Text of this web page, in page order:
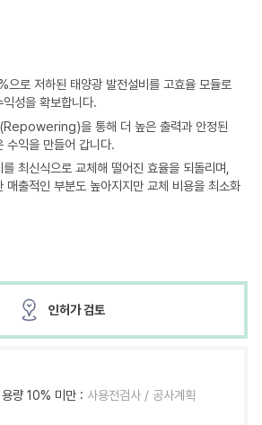
로 저하된 태양광 발전설비를 고효율 모듈로
성을 확보합니다.
(Repowering)을 통해 더 높은 출력과 안정된
수익을 만들어 갑니다.
최신식으로 교체해 떨어진 효율을 되돌리며,
매출적인 부분도 높아지지만 교체 비용을 최소화
인허가 검토
용량 10% 미만 : 사용전검사 / 공사계획